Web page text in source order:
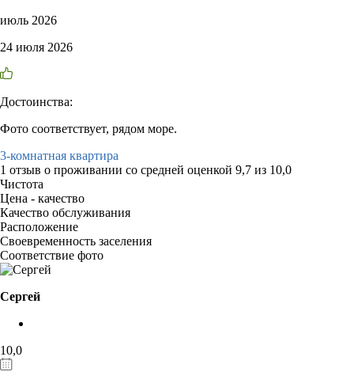
июль 2026
24 июля 2026
Достоинства:
Фото соответствует, рядом море.
3-комнатная квартира
1 отзыв о проживании со средней оценкой 9,7 из 10,0
Чистота
Цена - качество
Качество обслуживания
Расположение
Своевременность заселения
Соответствие фото
Сергей
10,0